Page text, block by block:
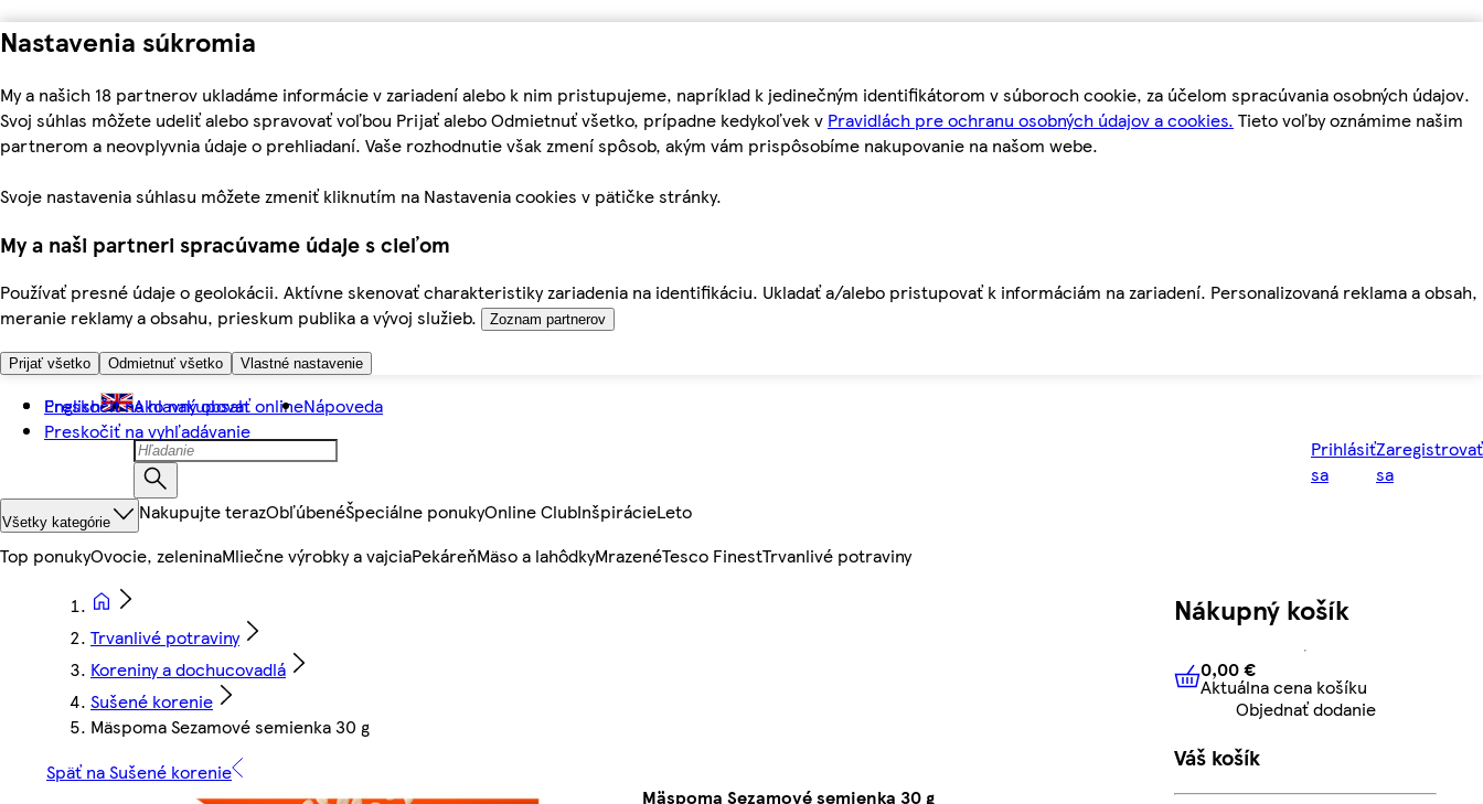
Nastavenia súkromia
My a našich 18 partnerov ukladáme informácie v zariadení alebo k nim pristupujeme, napríklad k jedinečným identifikátorom v súboroch cookie, za účelom spracúvania osobných údajov.
Svoj súhlas môžete udeliť alebo spravovať voľbou Prijať alebo Odmietnuť všetko, prípadne kedykoľvek v Pravidlách pre ochranu osobných údajov a cookies. Tieto voľby oznámime našim
partnerom a neovplyvnia údaje o prehliadaní. Vaše rozhodnutie však zmení spôsob, akým vám prispôsobíme nakupovanie na našom webe.
Svoje nastavenia súhlasu môžete zmeniť kliknutím na Nastavenia cookies v pätičke stránky.
My a naši partneri spracúvame údaje s cieľom
Používať presné údaje o geolokácii. Aktívne skenovať charakteristiky zariadenia na identifikáciu. Ukladať a/alebo pristupovať k informáciám na zariadení. Personalizovaná reklama a obsah,
meranie reklamy a obsahu, prieskum publika a vývoj služieb.
Zoznam partnerov
Prijať všetko Odmietnuť všetko Vlastné nastavenie
Preskočiť na hlavný obsah
Preskočiť na vyhľadávanie
English Ako nakupovať onlineNápoveda
Prihlásiť
sa
Zaregistrovať
sa
Všetky kategórie Nakupujte terazObľúbenéŠpeciálne ponukyOnline ClubInšpirácieLeto
Top ponukyOvocie, zeleninaMliečne výrobky a vajciaPekáreňMäso a lahôdkyMrazenéTesco FinestTrvanlivé potraviny
Trvanlivé potraviny
Koreniny a dochucovadlá
Sušené korenie
Mäspoma Sezamové semienka 30 g
Späť na Sušené korenie
Mäspoma Sezamové semienka 30 g
Nákupný košík
0,00 € Aktuálna cena košíku
0,00 €
Aktuálna cena košíku
Objednať dodanie
Váš košík